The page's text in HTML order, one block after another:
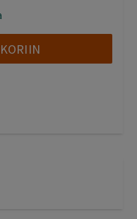
38,00 €.